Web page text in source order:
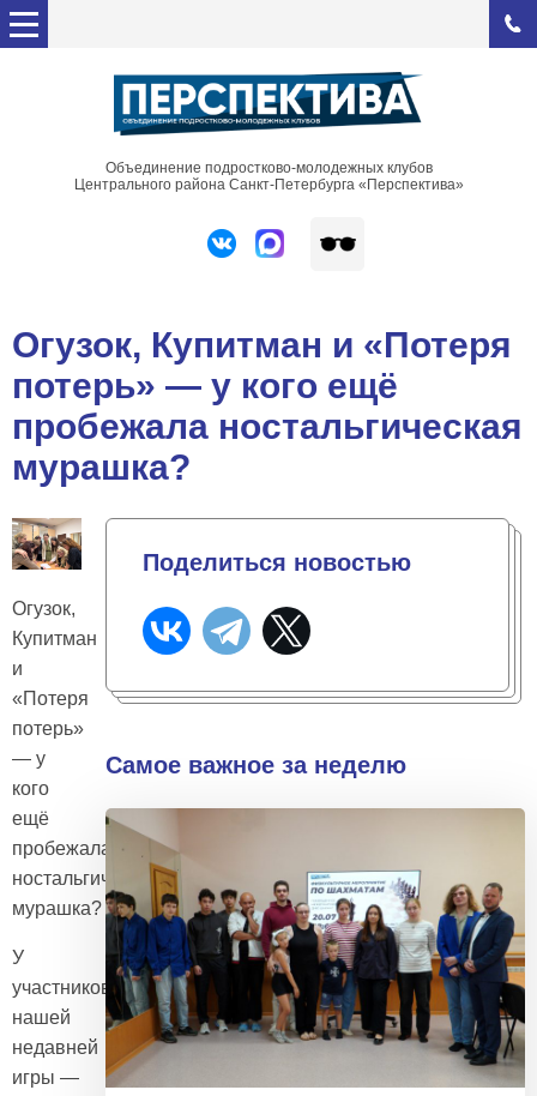
Объединение подростково-молодежных клубов
Центрального района Санкт-Петербурга «Перспектива»
Огузок, Купитман и «Потеря
потерь» — у кого ещё
пробежала ностальгическая
мурашка?
Огузок,
Купитман
и
«Потеря
потерь»
— у
кого
ещё
пробежала
ностальгическая
мурашка?
У
участников
нашей
недавней
игры —
Поделиться новостью
Самое важное за неделю